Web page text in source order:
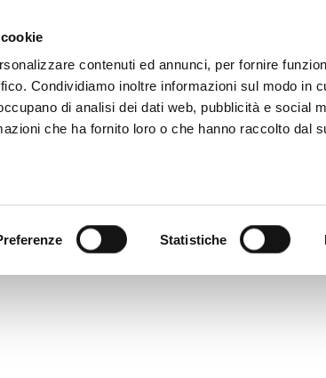
contenuti ed annunci, per fornire
Condividiamo inoltre informazioni sul modo in
di analisi dei dati web, pubblicità e social
che ha fornito loro o che hanno raccolto dal
Statistiche
CATALOGO DIGITALE